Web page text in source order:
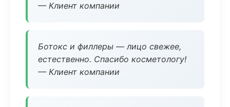
— Клиент компании
Ботокс и филлеры — лицо свежее,
естественно. Спасибо косметологу!
— Клиент компании